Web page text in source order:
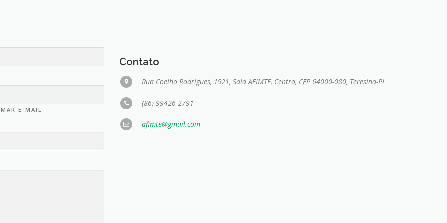
E-MAIL
Contato
Rua Coelho Rodrigues, 1921, Sala AFIMTE, Centro, CEP 64000-080, Teresina-PI
(86) 99426-2791
afimte@gmail.com